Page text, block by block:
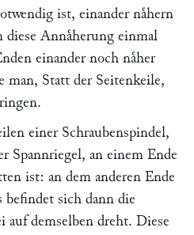
ist, einander naͤhern
diese Annaͤherung einmal
einander noch naͤher
man, Statt der Seitenkeile,
einer Schraubenspindel,
Spannriegel, an einem Ende
ist: an dem anderen Ende
befindet sich dann die
demselben dreht. Diese